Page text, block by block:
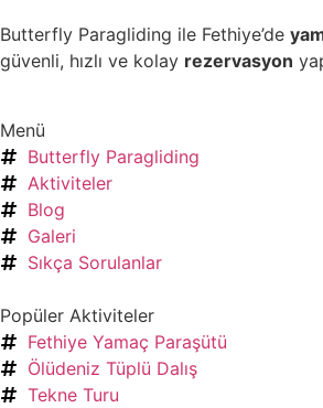
Butterfly Paragliding ile Fethiye’de
güvenli, hızlı ve kolay rezervasyon
Menü
Butterfly Paragliding
Aktiviteler
Blog
Galeri
Sıkça Sorulanlar
Popüler Aktiviteler
Fethiye Yamaç Paraşütü
Ölüdeniz Tüplü Dalış
Tekne Turu